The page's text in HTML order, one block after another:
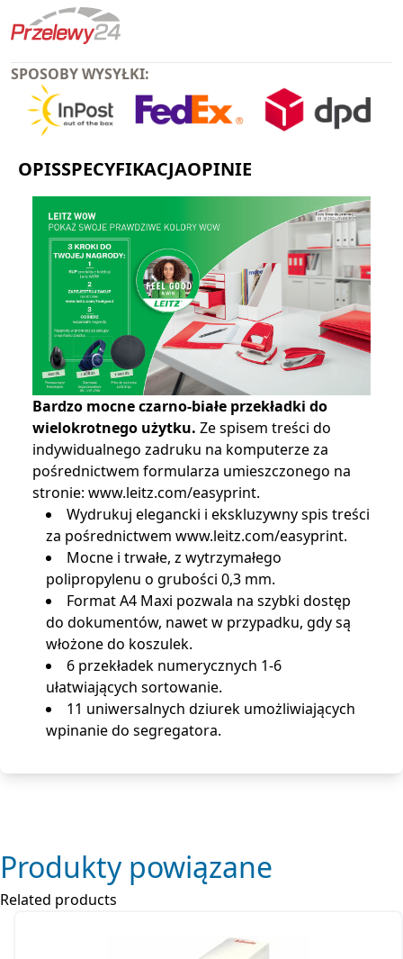
SPOSOBY WYSYŁKI:
OPISSPECYFIKACJAOPINIE
Bardzo mocne czarno-białe przekładki do
wielokrotnego użytku. Ze spisem treści do
indywidualnego zadruku na komputerze za
pośrednictwem formularza umieszczonego na
stronie: www.leitz.com/easyprint.
Wydrukuj elegancki i ekskluzywny spis treści
za pośrednictwem www.leitz.com/easyprint.
Mocne i trwałe, z wytrzymałego
polipropylenu o grubości 0,3 mm.
Format A4 Maxi pozwala na szybki dostęp
do dokumentów, nawet w przypadku, gdy są
włożone do koszulek.
6 przekładek numerycznych 1-6
ułatwiających sortowanie.
11 uniwersalnych dziurek umożliwiających
wpinanie do segregatora.
Produkty powiązane
Related products